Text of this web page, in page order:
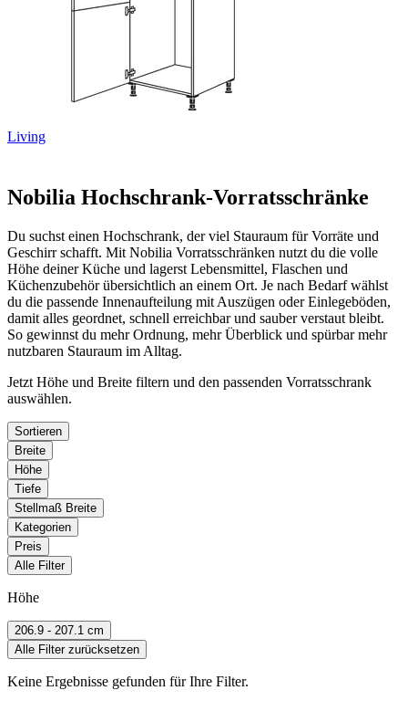
Living
Nobilia Hochschrank-Vorratsschränke
Du suchst einen Hochschrank, der viel Stauraum für Vorräte und
Geschirr schafft. Mit Nobilia Vorratsschränken nutzt du die volle
Höhe deiner Küche und lagerst Lebensmittel, Flaschen und
Küchenzubehör übersichtlich an einem Ort. Je nach Bedarf wählst
du die passende Innenaufteilung mit Auszügen oder Einlegeböden,
damit alles geordnet, schnell erreichbar und sauber verstaut bleibt.
So gewinnst du mehr Ordnung, mehr Überblick und spürbar mehr
nutzbaren Stauraum im Alltag.
Jetzt Höhe und Breite filtern und den passenden Vorratsschrank
auswählen.
Sortieren
Breite
Höhe
Tiefe
Stellmaß Breite
Kategorien
Preis
Alle Filter
Höhe
206.9 - 207.1 cm
Alle Filter zurücksetzen
Keine Ergebnisse gefunden für Ihre Filter.